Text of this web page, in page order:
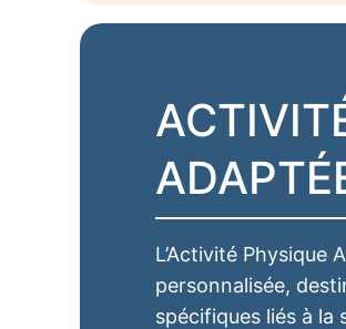
L’Activité Physique
personnalisée,
spécifiques liés à la